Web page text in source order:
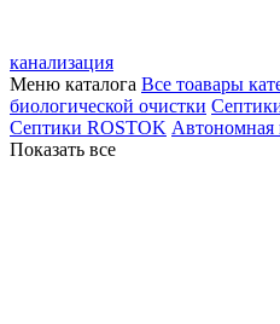
канализация
Меню каталога Все тоавары
биологической очистки
Септики ROSTOK Автономная
Показать все